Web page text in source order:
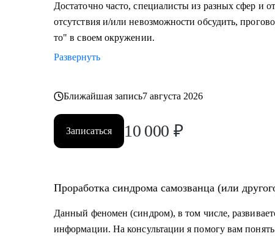
Достаточно часто, специалисты из разных сфер и
отсутствия и/или невозможности обсудить,
то" в своем окружении.
Развернуть
Ближайшая запись7 августа 2026
Записаться 10 000 ₽
Проработка синдрома самозванца (или
Данный феномен (синдром), в том числе,
информации. На консультации я помогу вам